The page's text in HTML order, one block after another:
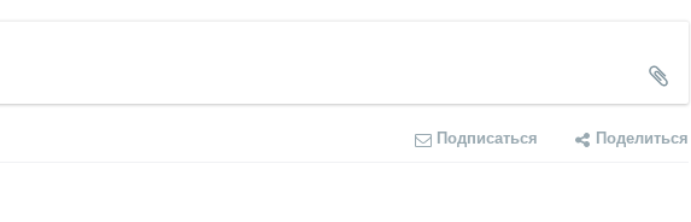
Подписаться Поделиться